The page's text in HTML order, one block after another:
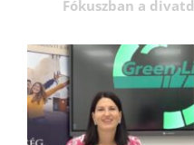
Fókuszban a